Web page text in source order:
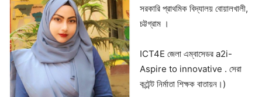
সরকারি প্রাথমিক বিদ্যালয় বোয়ালখালী,
চট্টগ্রাম ।
ICT4E জেলা এম্বাসেডর a2i-
Aspire to innovative . সেরা
কন্টেন্ট নির্মাতা শিক্ষক বাতায়ন।)